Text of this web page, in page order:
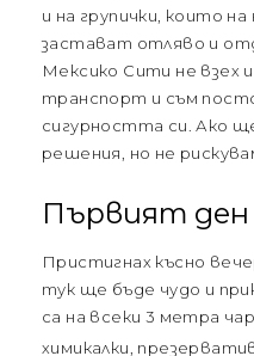
и на групички, които
застават отляво и
Мексико Сити не взех
транспорт и съм
сигурността си. Ако
решения, но не
Първият ден
Пристигнах късно
тук ще бъде чудо и
са на всеки 3 метра
химикалки,